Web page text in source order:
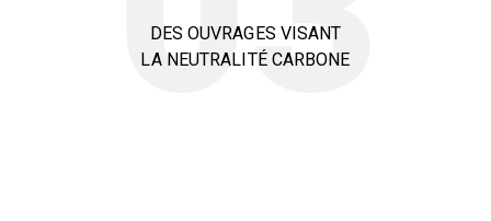
DES OUVRAGES VISANT
LA NEUTRALITÉ CARBONE